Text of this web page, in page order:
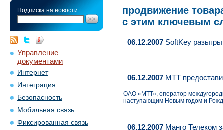
Подписка на новости:
Управление
документами
Интернет
Интеграция
Безопасность
Мобильная связь
Фиксированная связь
продвижение
с этим ключевым
06.12.2007 SoftKey
06.12.2007 МТТ
ОАО «МТТ», оператор
наступающим Новым годом и
06.12.2007 Манго Телеком